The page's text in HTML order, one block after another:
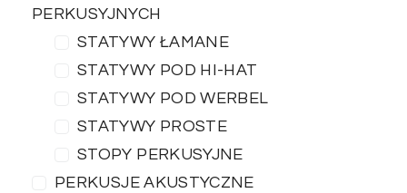
PERKUSYJNYCH
STATYWY ŁAMANE
STATYWY POD HI-HAT
STATYWY POD WERBEL
STATYWY PROSTE
STOPY PERKUSYJNE
PERKUSJE AKUSTYCZNE